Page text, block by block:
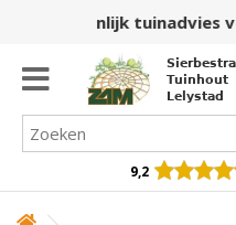
Inspirerende
Tuinhout
Lelystad
9,2